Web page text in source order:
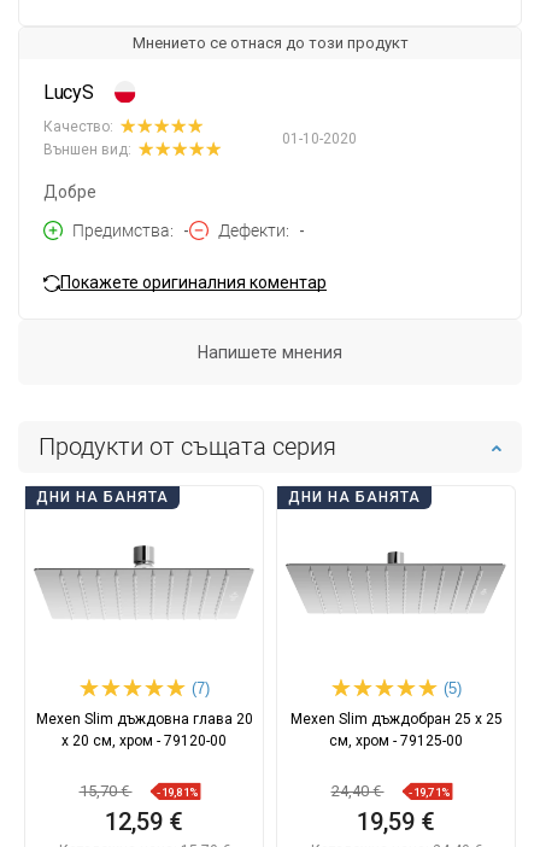
Мнението се отнася до този продукт
LucyS
01-10-2020
Качество:
Външен вид:
Добре
Предимства
- Дефекти -
Покажете оригиналния коментар
Напишете мнения
Продукти от същата серия
ДНИ НА БАНЯТА
(7)
Mexen Slim дъждовна глава 20
x 20 см, хром - 79120-00
15,70 € -19,81%
12,59 €
ДНИ НА БАНЯТА
(5)
Mexen Slim дъждобран 25 x 25
см, хром - 79125-00
24,40 € -19,71%
19,59 €